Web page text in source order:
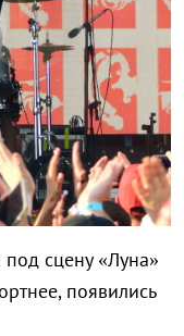
сцену «Луна»
появились